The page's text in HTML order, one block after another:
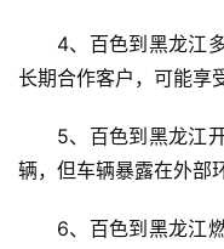
4、百色到黑龙江
长期合作客户，可能享
5、百色到黑龙江
辆，但车辆暴露在外部
6、百色到黑龙江